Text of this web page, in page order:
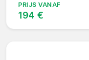
PRIJS VANAF
194 €